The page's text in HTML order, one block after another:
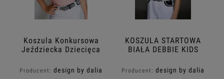
Koszula Konkursowa
Jeździecka Dziecięca
KIDS Design By Dalia
Producent: design by dalia
KOSZULA STARTOWA
BIAŁA DEBBIE KIDS
Producent: design by dalia